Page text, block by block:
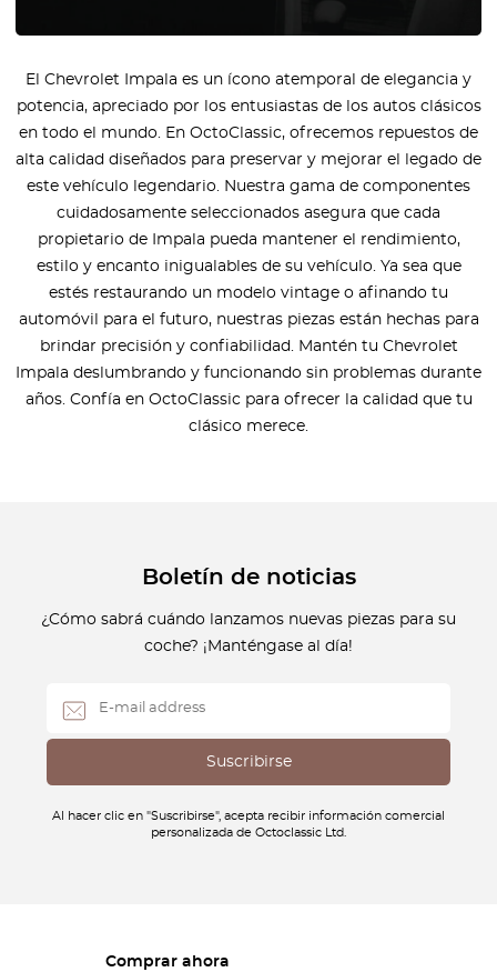
El Chevrolet Impala es un ícono atemporal de elegancia y
potencia, apreciado por los entusiastas de los autos clásicos
en todo el mundo. En OctoClassic, ofrecemos repuestos de
alta calidad diseñados para preservar y mejorar el legado de
este vehículo legendario. Nuestra gama de componentes
cuidadosamente seleccionados asegura que cada
propietario de Impala pueda mantener el rendimiento,
estilo y encanto inigualables de su vehículo. Ya sea que
estés restaurando un modelo vintage o afinando tu
automóvil para el futuro, nuestras piezas están hechas para
brindar precisión y confiabilidad. Mantén tu Chevrolet
Impala deslumbrando y funcionando sin problemas durante
años. Confía en OctoClassic para ofrecer la calidad que tu
clásico merece.
Boletín de noticias
¿Cómo sabrá cuándo lanzamos nuevas piezas para su
coche? ¡Manténgase al día!
Al hacer clic en "Suscribirse", acepta recibir información comercial
personalizada de Octoclassic Ltd.
Comprar ahora